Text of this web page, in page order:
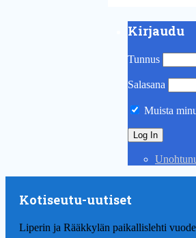
Kirjaudu
Tunnus
Salasana
Muista
Kotiseutu-uutiset
Liperin ja Rääkkylän paikallislehti